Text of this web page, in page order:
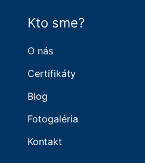
Kto sme?
O nás
Certifikáty
Blog
Fotogaléria
Kontakt